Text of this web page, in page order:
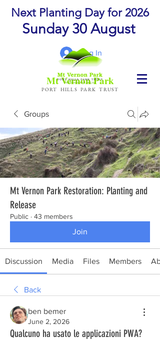
Next Planting Day for 2026
Sunday 30 August
Log In
Mt Vernon Park
PORT HILLS PARK TRUST
Groups
Mt Vernon Park Restoration: Planting and
Release
Public · 43 members
Join
Discussion Media Files Members
Back
ben bemer
June 2, 2026
Qualcuno ha usato le applicazioni PWA?